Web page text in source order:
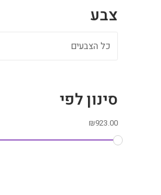
צבע
סינון לפי
₪923.00